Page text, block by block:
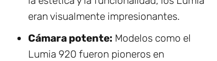
eran visualmente impresionantes.
Cámara potente: Modelos como el
Lumia 920 fueron pioneros en